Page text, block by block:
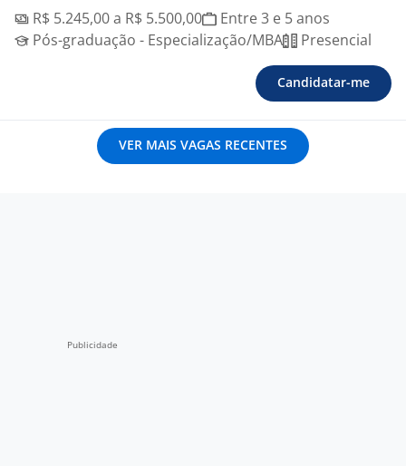
R$ 5.245,00 a R$ 5.500,00
Entre 3 e 5 anos
Pós-graduação - Especialização/MBA
Presencial
Candidatar-me
VER MAIS VAGAS RECENTES